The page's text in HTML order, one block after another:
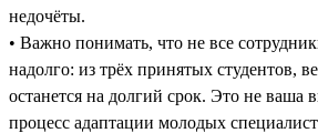
недочёты.
• Важно понимать, что не все
надолго: из трёх принятых студентов,
останется на долгий срок. Это не ваша
процесс адаптации молодых